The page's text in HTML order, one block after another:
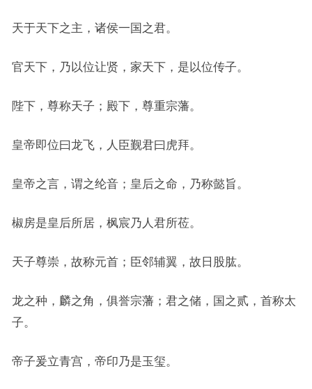
天于天下之主，诸侯一国之君。
官天下，乃以位让贤，家天下，是以位传子。
陛下，尊称天子；殿下，尊重宗藩。
皇帝即位曰龙飞，人臣觐君曰虎拜。
皇帝之言，谓之纶音；皇后之命，乃称懿旨。
椒房是皇后所居，枫宸乃人君所莅。
天子尊崇，故称元首；臣邻辅翼，故日股肱。
龙之种，麟之角，俱誉宗藩；君之储，国之贰，首称太
子。
帝子爰立青宫，帝印乃是玉玺。